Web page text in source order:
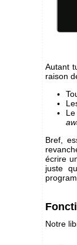
Autant
raison
Bref,
écrire
juste
Notre